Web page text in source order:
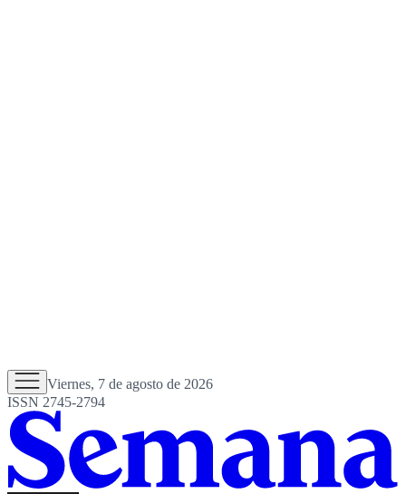
Viernes, 7 de agosto de 2026
ISSN 2745-2794